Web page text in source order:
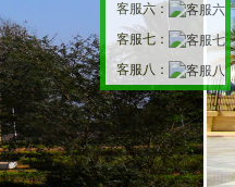
客服六：
客服七：
客服八：